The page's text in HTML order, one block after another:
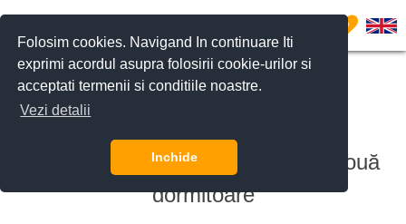
Folosim cookies. Navigand In continuare Iti
exprimi acordul asupra folosirii cookie-urilor si
acceptati termenii si conditiile noastre.
Vezi detalii
Inchide
0
De închiriat
apartament mobilat cu unul sau două
dormitoare